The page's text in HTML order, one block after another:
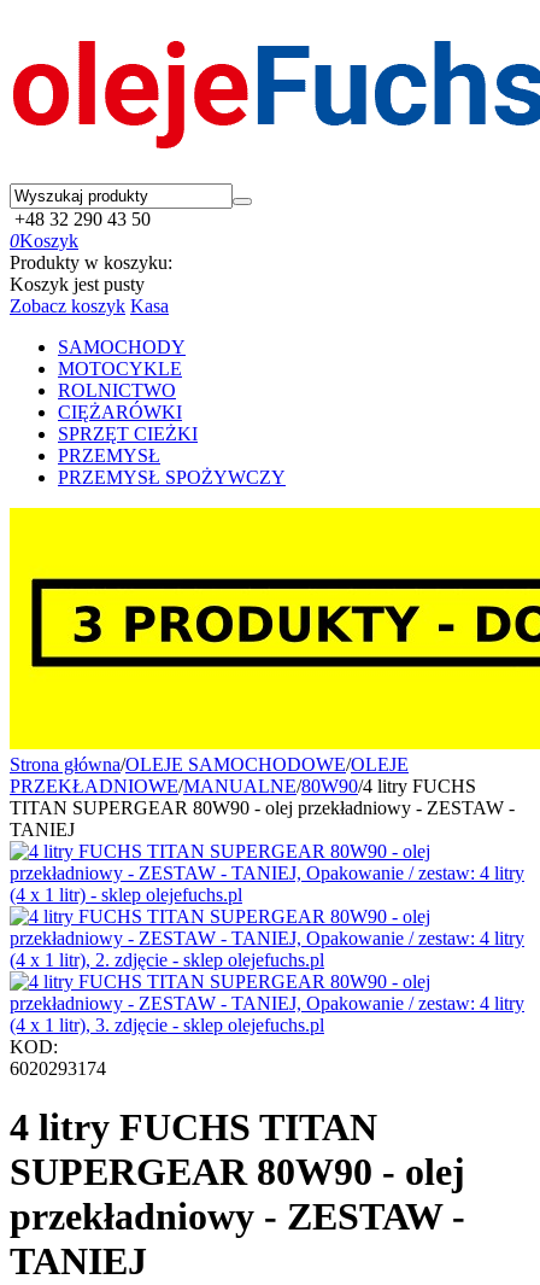
+48 32 290 43 50
0Koszyk
Produkty w koszyku:
Koszyk jest pusty
Zobacz koszyk Kasa
SAMOCHODY
MOTOCYKLE
ROLNICTWO
CIĘŻARÓWKI
SPRZĘT CIEŻKI
PRZEMYSŁ
PRZEMYSŁ SPOŻYWCZY
Strona główna/OLEJE SAMOCHODOWE/OLEJE
PRZEKŁADNIOWE/MANUALNE/80W90/4 litry FUCHS
TITAN SUPERGEAR 80W90 - olej przekładniowy - ZESTAW -
TANIEJ
KOD:
6020293174
4 litry FUCHS TITAN
SUPERGEAR 80W90 - olej
przekładniowy - ZESTAW -
TANIEJ